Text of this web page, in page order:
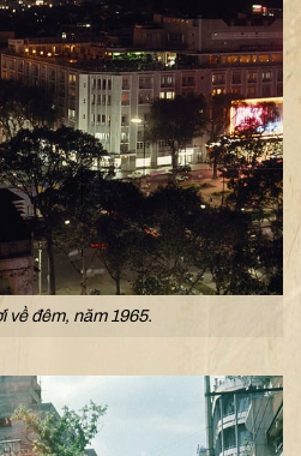
về đêm, năm 1965.